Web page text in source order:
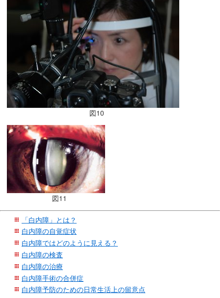
へ
す
現
在
場
所
へ
移
動
し
ま
す
本
文
へ
移
動
し
ま
図10
図11
「白内障」とは？
白内障の自覚症状
白内障ではどのように見える？
白内障の検査
白内障の治療
白内障手術の合併症
白内障予防のための日常生活上の留意点